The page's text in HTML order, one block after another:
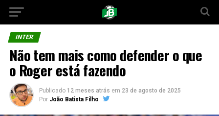
INTER
Não tem mais como defender o que
o Roger está fazendo
Publicado 12 meses atrás em 23 de agosto de 2025
Por João Batista Filho